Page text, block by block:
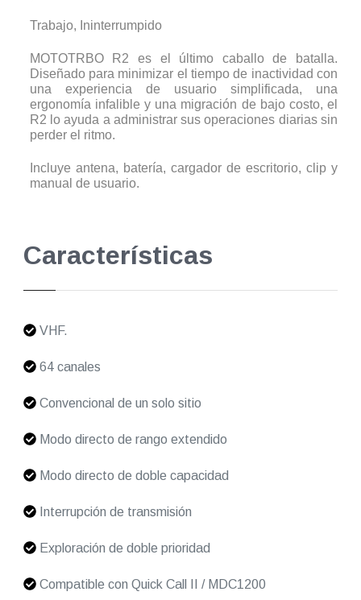
Trabajo, Ininterrumpido
MOTOTRBO R2 es el último caballo de batalla.
Diseñado para minimizar el tiempo de inactividad con
una experiencia de usuario simplificada, una
ergonomía infalible y una migración de bajo costo, el
R2 lo ayuda a administrar sus operaciones diarias sin
perder el ritmo.
Incluye antena, batería, cargador de escritorio, clip y
manual de usuario.
Características
VHF.
64 canales
Convencional de un solo sitio
Modo directo de rango extendido
Modo directo de doble capacidad
Interrupción de transmisión
Exploración de doble prioridad
Compatible con Quick Call II / MDC1200